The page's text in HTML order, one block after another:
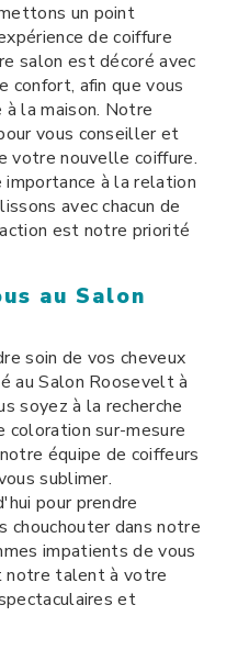
un point
de coiffure
salon est décoré avec
confort, afin que vous
la maison. Notre
vous conseiller et
votre nouvelle coiffure.
importance à la relation
avec chacun de
est notre priorité
au Salon
soin de vos cheveux
au Salon Roosevelt à
soyez à la recherche
coloration sur-mesure
équipe de coiffeurs
sublimer.
pour prendre
chouchouter dans notre
impatients de vous
talent à votre
et